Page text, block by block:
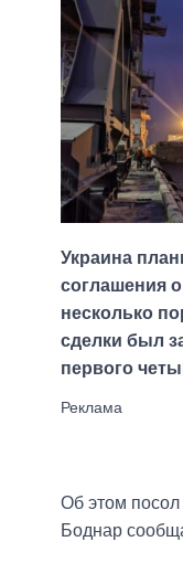
Украина
соглашения о
несколько
сделки был
первого
Об этом
Боднар